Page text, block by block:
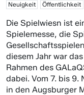
Neuigkeit Öffentlichkeit
Die Spielwiesn ist
Spielemesse, die
diesem Jahr war
Rahmen des
dabei. Vom 7. bis
in den Augsburger